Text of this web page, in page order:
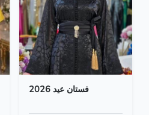
فستان عيد 2026